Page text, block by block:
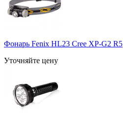
Фонарь Fenix HL23 Cree XP-G2 R5
Уточняйте цену